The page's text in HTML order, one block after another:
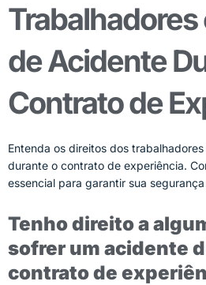
Trabalhadores
de Acidente
Contrato de
Entenda os direitos dos
durante o contrato de experiência.
essencial para garantir sua
Tenho direito a
sofrer um acidente
contrato de